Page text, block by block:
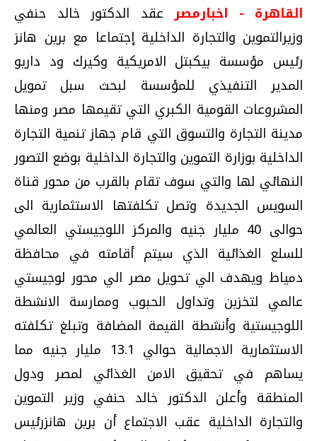
القاهرة - اخبارمصر عقد الدكتور خالد حنفي
وزيرالتموين والتجارة الداخلية إجتماعا مع برين هانز
رئيس مؤسسة بيكبتل الامريكية وكيرك ود داريو
المدير التنفيذي للمؤسسة لبحث سبل تمويل
المشروعات القومية الكبري التي تقيمها مصر ومنها
مدينة التجارة والتسوق التي قام جهاز تنمية التجارة
الداخلية بوزارة التموين والتجارة الداخلية بوضع التصور
النهائي لها والتي سوف تقام بالقرب من محور قناة
السويس الجديدة وتصل تكلفتها الاستثمارية الى
حوالى 40 مليار جنيه والمركز اللوجيستي العالمي
للسلع الغذائية الذي سيتم أقامته في محافظة
دمياط ويهدف الي تحويل مصر الي محور لوجيستي
عالمي لتخزين وتداول الحبوب وممارسة الانشطة
اللوجيستية وأنشطة القيمة المضافة وتبلغ تكلفته
الاستثمارية الاجمالية حوالي 13.1 مليار جنيه مما
يساهم في تحقيق الامن الغذائي لمصر ودول
المنطقة وأعلن الدكتور خالد حنفي وزير التموين
والتجارة الداخلية عقب الاجتماع أن برين هانزرئيس